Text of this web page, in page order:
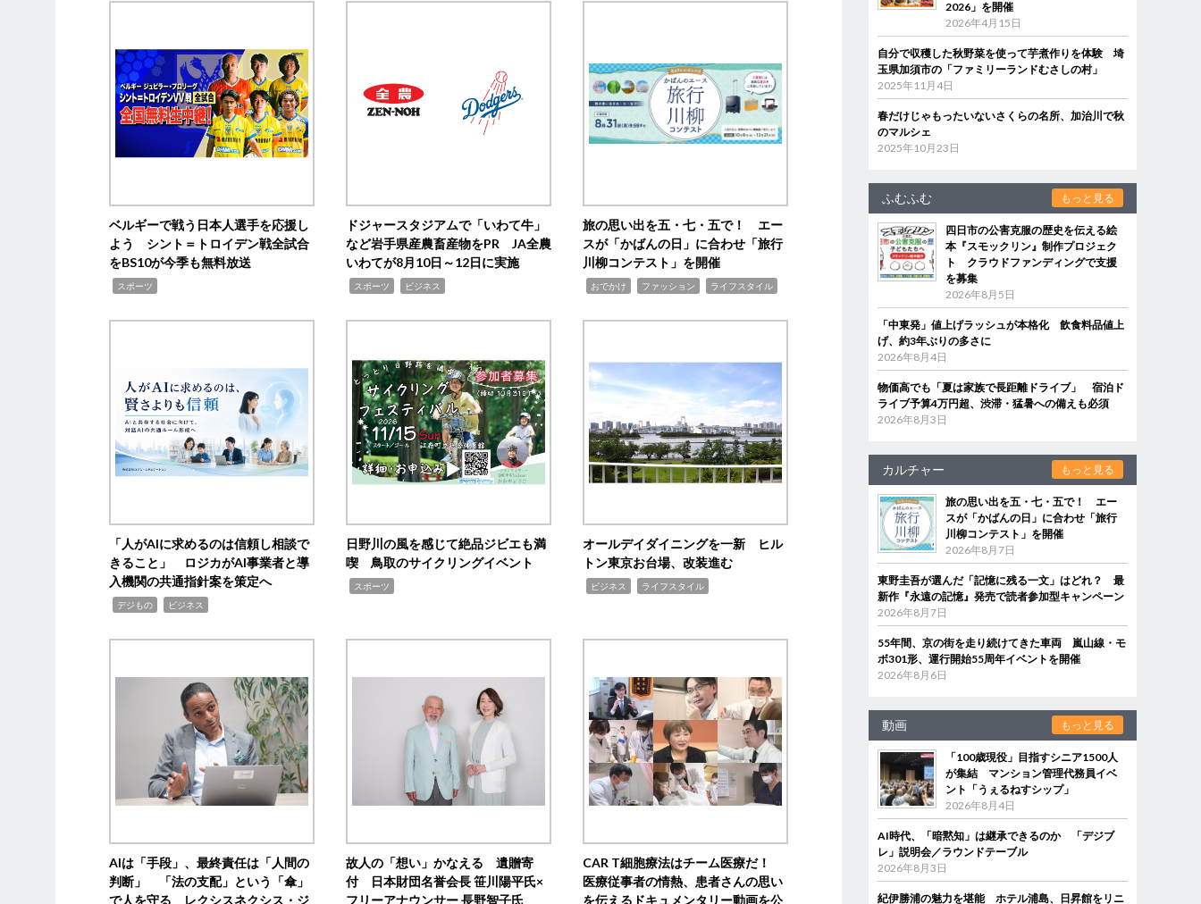
ベルギーで戦う日本人選手を応援し
よう シント＝トロイデン戦全試合
をBS10が今季も無料放送
スポーツ
ドジャースタジアムで「いわて牛」
など岩手県産農畜産物をPR JA全農
いわてが8月10日～12日に実施
スポーツ ビジネス
旅の思い出を五・七・五で！ エー
スが「かばんの日」に合わせ「旅行
川柳コンテスト」を開催
おでかけ ファッション ライフスタイル
「人がAIに求めるのは信頼し相談で
きること」 ロジカがAI事業者と導
入機関の共通指針案を策定へ
デジもの ビジネス
日野川の風を感じて絶品ジビエも満
喫 鳥取のサイクリングイベント
スポーツ
オールデイダイニングを一新 ヒル
トン東京お台場、改装進む
ビジネス ライフスタイル
AIは「手段」、最終責任は「人間の
判断」 「法の支配」という「傘」
で人を守る レクシスネクシス・ジ
故人の「想い」かなえる 遺贈寄
付 日本財団名誉会長 笹川陽平氏×
フリーアナウンサー 長野智子氏
CAR T細胞療法はチーム医療だ！
医療従事者の情熱、患者さんの思い
を伝えるドキュメンタリー動画を公
2026」を開催
2026年4月15日
自分で収穫した秋野菜を使って芋煮作りを体験 埼
玉県加須市の「ファミリーランドむさしの村」
2025年11月4日
春だけじゃもったいないさくらの名所、加治川で秋
のマルシェ
2025年10月23日
ふむふむ もっと見る
四日市の公害克服の歴史を伝える絵
本『スモックリン』制作プロジェク
ト クラウドファンディングで支援
を募集
2026年8月5日
「中東発」値上げラッシュが本格化 飲食料品値上
げ、約3年ぶりの多さに
2026年8月4日
物価高でも「夏は家族で長距離ドライブ」 宿泊ド
ライブ予算4万円超、渋滞・猛暑への備えも必須
2026年8月3日
カルチャー もっと見る
旅の思い出を五・七・五で！ エー
スが「かばんの日」に合わせ「旅行
川柳コンテスト」を開催
2026年8月7日
東野圭吾が選んだ「記憶に残る一文」はどれ？ 最
新作『永遠の記憶』発売で読者参加型キャンペーン
2026年8月7日
55年間、京の街を走り続けてきた車両 嵐山線・モ
ボ301形、運行開始55周年イベントを開催
2026年8月6日
動画 もっと見る
「100歳現役」目指すシニア1500人
が集結 マンション管理代務員イベ
ント「うぇるねすシップ」
2026年8月4日
AI時代、「暗黙知」は継承できるのか 「デジブ
レ」説明会／ラウンドテーブル
2026年8月3日
紀伊勝浦の魅力を堪能 ホテル浦島、日昇館をリニ